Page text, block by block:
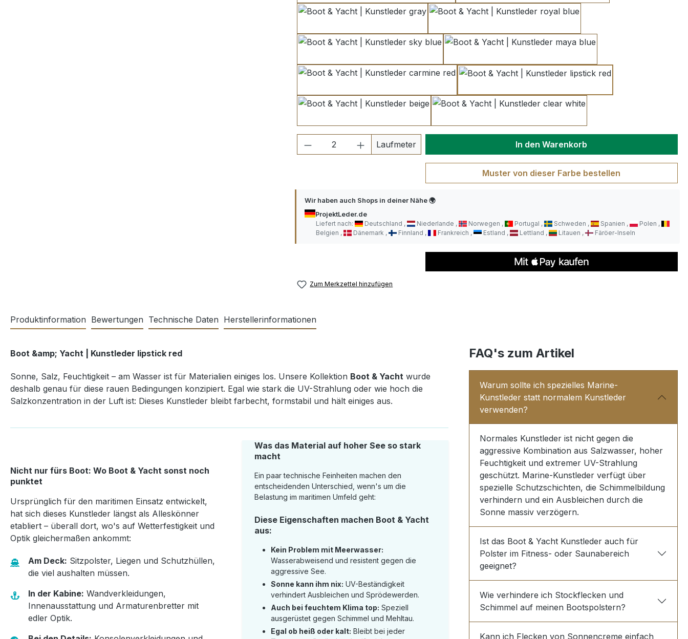
Produkt Anzahl: Gib den gewünschten Wert ein oder benutze
Laufmeter In den Warenkorb
Muster von dieser Farbe bestellen
Wir haben auch Shops in deiner Nähe 🌍
ProjektLeder.de
Liefert nach:
Deutschland Niederlande Norwegen Portugal Schweden Spanien
Polen
Belgien
Dänemark Finnland Frankreich Estland Lettland Litauen Färöer-Inseln
Zum Merkzettel hinzufügen
Produktinformation Bewertungen Technische Daten Herstellerinformationen
Boot &amp; Yacht | Kunstleder lipstick red FAQ's zum Artikel
Sonne, Salz, Feuchtigkeit – am Wasser ist für Materialien einiges los. Unsere Kollektion Boot & Yacht wurde
deshalb genau für diese rauen Bedingungen konzipiert. Egal wie stark die UV-Strahlung oder wie hoch die
Salzkonzentration in der Luft ist: Dieses Kunstleder bleibt farbecht, formstabil und hält einiges aus.
Nicht nur fürs Boot: Wo Boot & Yacht sonst noch
punktet
Ursprünglich für den maritimen Einsatz entwickelt,
hat sich dieses Kunstleder längst als Alleskönner
etabliert – überall dort, wo's auf Wetterfestigkeit und
Optik gleichermaßen ankommt:
Am Deck: Sitzpolster, Liegen und Schutzhüllen,
die viel aushalten müssen.
In der Kabine: Wandverkleidungen,
Innenausstattung und Armaturenbretter mit
edler Optik.
Was das Material auf hoher See so stark
macht
Ein paar technische Feinheiten machen den
entscheidenden Unterschied, wenn's um die
Belastung im maritimen Umfeld geht:
Diese Eigenschaften machen Boot & Yacht
aus:
Kein Problem mit Meerwasser:
Wasserabweisend und resistent gegen die
aggressive See.
Sonne kann ihm nix: UV-Beständigkeit
verhindert Ausbleichen und Sprödewerden.
Auch bei feuchtem Klima top: Speziell
ausgerüstet gegen Schimmel und Mehltau.
Egal ob heiß oder kalt: Bleibt bei jeder
Warum sollte ich spezielles Marine-
Kunstleder statt normalem Kunstleder
verwenden?
Normales Kunstleder ist nicht gegen die
aggressive Kombination aus Salzwasser, hoher
Feuchtigkeit und extremer UV-Strahlung
geschützt. Marine-Kunstleder verfügt über
spezielle Schutzschichten, die Schimmelbildung
verhindern und ein Ausbleichen durch die
Sonne massiv verzögern.
Ist das Boot & Yacht Kunstleder auch für
Polster im Fitness- oder Saunabereich
geeignet?
Wie verhindere ich Stockflecken und
Schimmel auf meinen Bootspolstern?
Kann ich Flecken von Sonnencreme einfach